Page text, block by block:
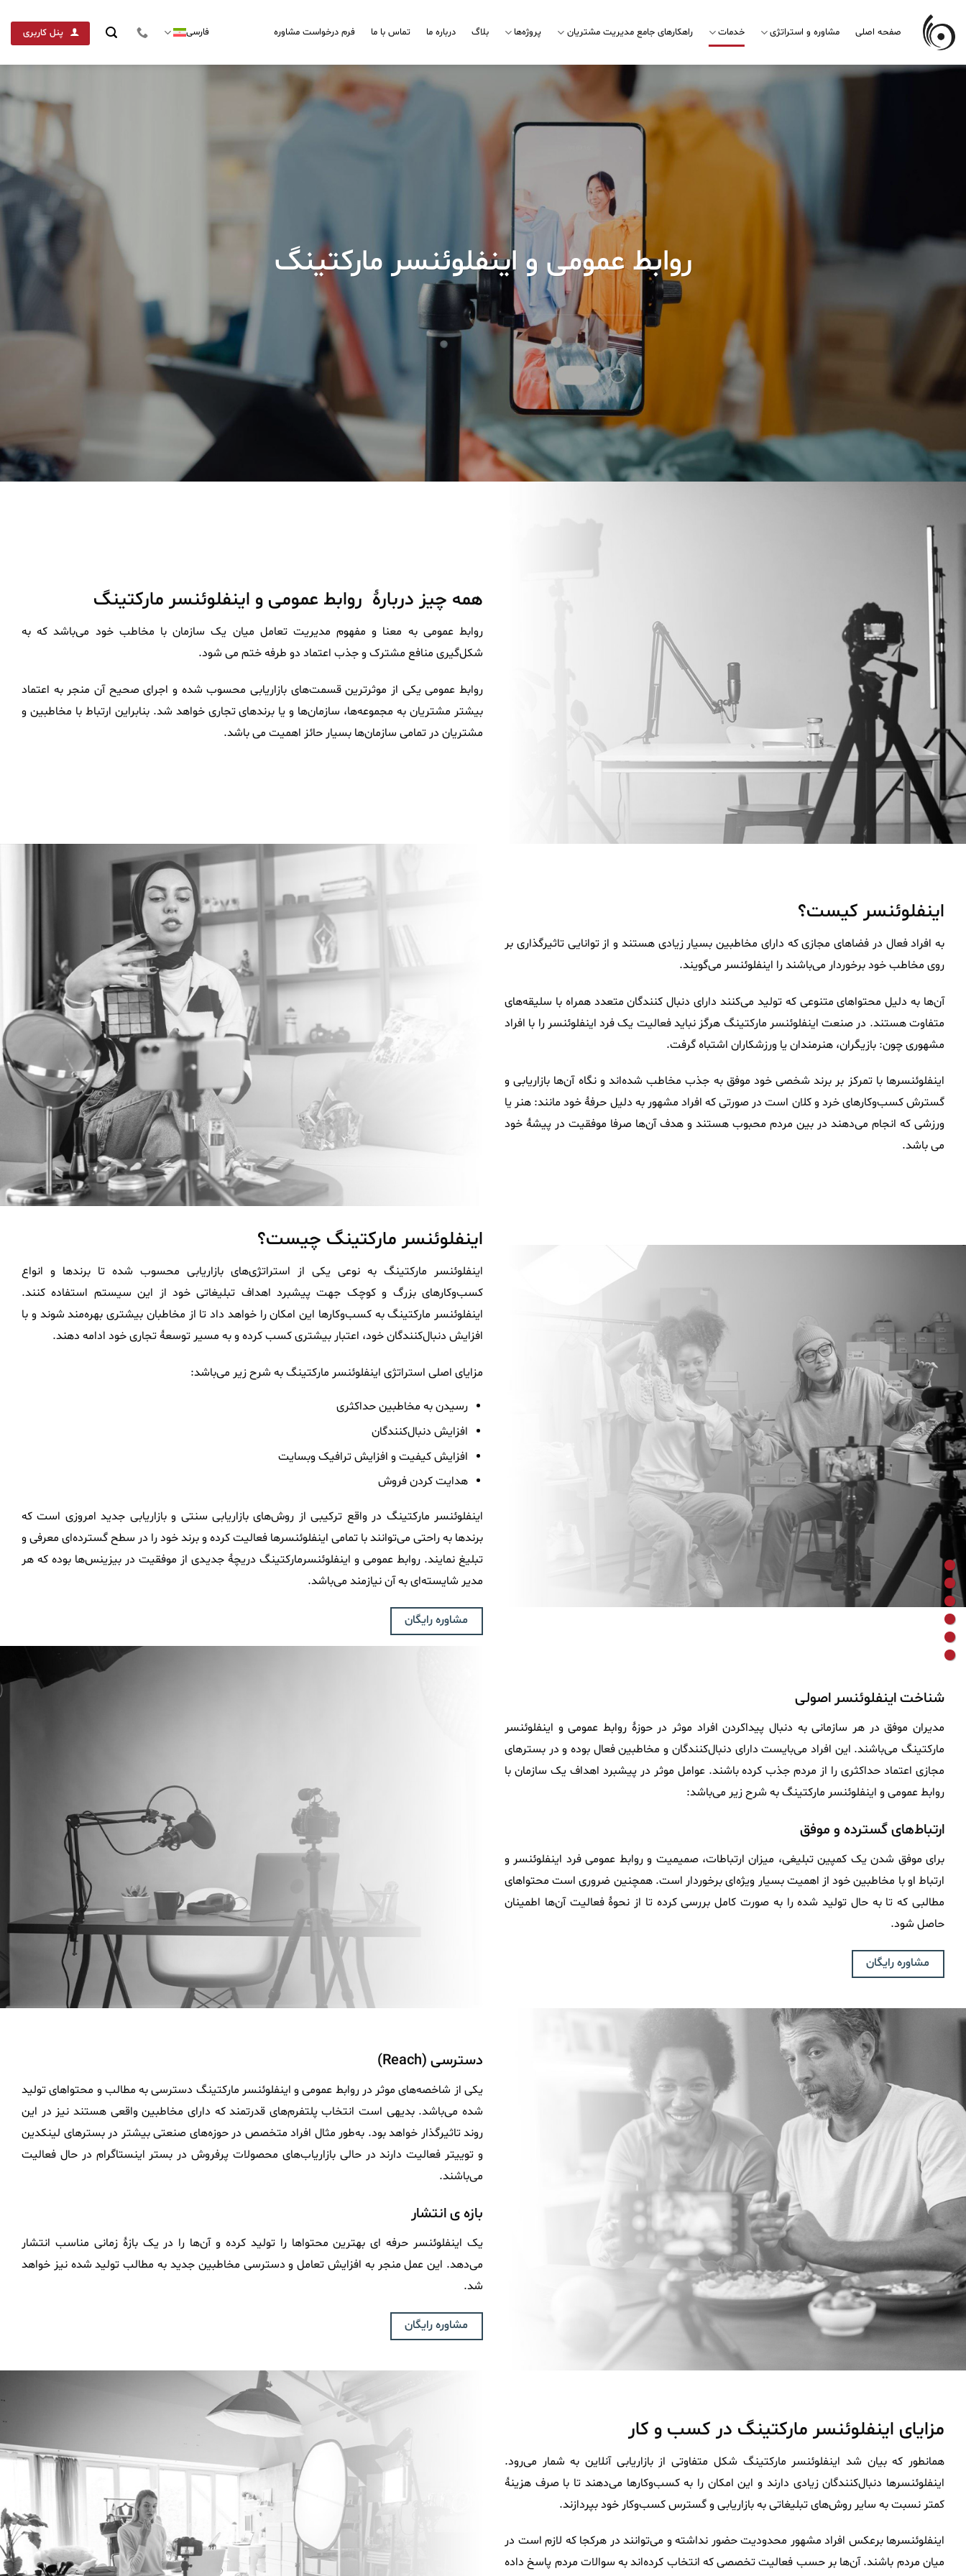
content
صفحه اصلی مشاوره و استراتژی خدمات راهکارهای جامع مدیریت مشتریان پروژه‌ها بلاگ درباره ما تماس با ما فرم درخواست مشاوره فارسی پنل کاربری
روابط عمومی و اینفلوئنسر مارکتینگ
همه‌ چیز دربارۀ روابط عمومی و اینفلوئنسر مارکتینگ
روابط عمومی به معنا و مفهوم مدیریت تعامل میان یک سازمان با مخاطب خود می‌باشد که به
شکل‌گیری منافع مشترک و جذب اعتماد دو طرفه ختم می‌ شود.
روابط عمومی یکی از موثرترین قسمت‌های بازاریابی محسوب شده و اجرای صحیح آن منجر به اعتماد
بیشتر مشتریان به مجموعه‌ها، سازمان‌ها و یا برندهای تجاری خواهد شد. بنابراین ارتباط با مخاطبین و
مشتریان در تمامی سازمان‌ها بسیار حائز اهمیت می‌ باشد.
اینفلوئنسر کیست؟
به افراد فعال در فضاهای مجازی که دارای مخاطبین بسیار زیادی هستند و از توانایی تاثیرگذاری بر
روی مخاطب خود برخوردار می‌باشند را اینفلوئنسر می‌گویند.
آن‌ها به دلیل محتواهای متنوعی که تولید می‌کنند دارای دنبال کنندگان متعدد همراه با سلیقه‌های
متفاوت هستند. در صنعت اینفلوئنسر مارکتینگ هرگز نباید فعالیت یک فرد اینفلوئنسر را با افراد
مشهوری چون: بازیگران، هنرمندان یا ورزشکاران اشتباه گرفت.
اینفلوئنسر‌ها با تمرکز بر برند شخصی خود موفق به جذب مخاطب شده‌اند و نگاه آن‌ها بازاریابی و
گسترش کسب‌وکارهای خرد و کلان است در صورتی که افراد مشهور به دلیل حرفۀ خود مانند: هنر یا
ورزشی که انجام می‌دهند در بین مردم محبوب هستند و هدف آن‌ها صرفا موفقیت در پیشۀ خود
می‌ باشد.
اینفلوئنسر مارکتینگ چیست؟
اینفلوئنسر مارکتینگ به نوعی یکی از استراتژی‌های بازاریابی محسوب شده تا برندها و انواع
کسب‌وکارهای بزرگ و کوچک جهت پیشبرد اهداف تبلیغاتی خود از این سیستم استفاده ‌کنند.
اینفلوئنسر مارکتینگ به کسب‌وکارها این امکان را خواهد داد تا از مخاطبان بیشتری بهره‌مند شوند و با
افزایش دنبال‌کنندگان خود، اعتبار بیشتری کسب کرده و به مسیر توسعۀ تجاری خود ادامه دهند.
مزایای اصلی استراتژی اینفلوئنسر مارکتینگ به شرح زیر می‌باشد:
رسیدن به مخاطبین حداکثری
افزایش دنبال‌کنندگان
افزایش کیفیت و افزایش ترافیک وبسایت
هدایت کردن فروش
اینفلوئنسر مارکتینگ در واقع ترکیبی از روش‌های بازاریابی سنتی و بازاریابی جدید امروزی است که
برندها به راحتی می‌توانند با تمامی اینفلوئنسرها فعالیت کرده و برند خود را در سطح گسترده‌ای معرفی و
تبلیغ نمایند. روابط عمومی و اینفلوئنسرمارکتینگ دریچۀ جدیدی از موفقیت در بیزینس‌ها بوده که هر
مدیر شایسته‌ای به آن نیازمند می‌باشد.
مشاوره رایگان
شناخت اینفلوئنسر اصولی
مدیران موفق در هر سازمانی به دنبال پیداکردن افراد موثر در حوزۀ روابط عمومی و اینفلوئنسر
مارکتینگ می‌باشند. این افراد می‌بایست دارای دنبال‌کنندگان و مخاطبین فعال بوده و در بسترهای
مجازی اعتماد حداکثری را از مردم جذب کرده باشند. عوامل موثر در پیشبرد اهداف یک سازمان با
روابط عمومی و اینفلوئنسر مارکتینگ به شرح زیر می‌باشد:
ارتباط‌های گسترده و موفق
برای موفق شدن یک کمپین تبلیغی، میزان ارتباطات، صمیمیت و روابط عمومی فرد اینفلوئنسر و
ارتباط او با مخاطبین خود از اهمیت بسیار ویژه‌ای برخوردار است. همچنین ضروری است محتواهای
مطالبی که تا به حال تولید شده را به صورت کامل بررسی کرده تا از نحوۀ فعالیت آن‌ها اطمینان
حاصل شود.
مشاوره رایگان
دسترسی (Reach)
یکی از شاخصه‌های موثر در روابط عمومی و اینفلوئنسر مارکتینگ دسترسی به مطالب و محتواهای تولید
شده می‌باشد. بدیهی است انتخاب پلتفرم‌های قدرتمند که دارای مخاطبین واقعی هستند نیز در این
روند تاثیرگذار خواهد بود. به‌طور مثال افراد متخصص در حوزه‌های صنعتی بیشتر در بسترهای لینکدین
و توییتر فعالیت دارند در حالی بازاریاب‌های محصولات پرفروش در بستر اینستاگرام در حال فعالیت
می‌باشند.
بازه‌ ی انتشار
یک اینفلوئنسر حرفه‌ ای بهترین محتواها را تولید کرده و آن‌ها را در یک بازۀ زمانی مناسب انتشار
می‌دهد. این عمل منجر به افزایش تعامل و دسترسی مخاطبین جدید به مطالب تولید شده نیز خواهد
شد.
مشاوره رایگان
مزایای اینفلوئنسر مارکتینگ در کسب و کار
همانطور که بیان شد اینفلوئنسر مارکتینگ شکل متفاوتی از بازاریابی آنلاین به شمار می‌رود.
اینفلوئنسرها دنبال‌کنندگان زیادی دارند و این امکان را به کسب‌وکارها می‌دهند تا با صرف هزینۀ
کمتر نسبت به سایر روش‌های تبلیغاتی به بازاریابی و گسترس کسب‌وکار خود بپردازند.
اینفلوئنسرها برعکس افراد مشهور محدودیت حضور نداشته و می‌توانند در هرکجا که لازم است در
میان مردم باشند. آن‌ها بر حسب فعالیت تخصصی که انتخاب کرده‌اند به سوالات مردم پاسخ داده